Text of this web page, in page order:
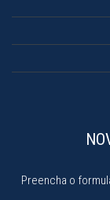
Preencha o